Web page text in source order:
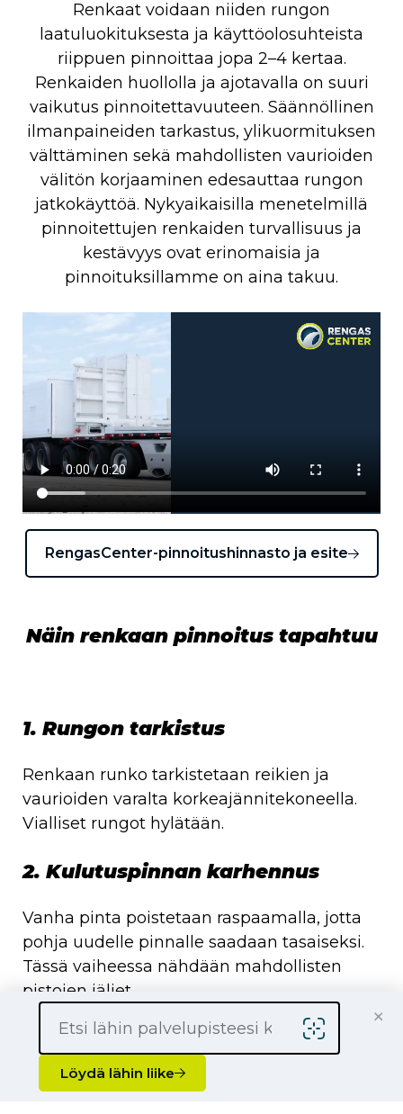
Renkaat voidaan niiden rungon
laatuluokituksesta ja käyttöolosuhteista
riippuen pinnoittaa jopa 2–4 kertaa.
Renkaiden huollolla ja ajotavalla on suuri
vaikutus pinnoitettavuuteen. Säännöllinen
ilmanpaineiden tarkastus, ylikuormituksen
välttäminen sekä mahdollisten vaurioiden
välitön korjaaminen edesauttaa rungon
jatkokäyttöä. Nykyaikaisilla menetelmillä
pinnoitettujen renkaiden turvallisuus ja
kestävyys ovat erinomaisia ja
pinnoituksillamme on aina takuu.
RengasCenter-pinnoitushinnasto ja esite
Näin renkaan pinnoitus tapahtuu
1. Rungon tarkistus
Renkaan runko tarkistetaan reikien ja
vaurioiden varalta korkeajännitekoneella.
Vialliset rungot hylätään.
2. Kulutuspinnan karhennus
Vanha pinta poistetaan raspaamalla, jotta
pohja uudelle pinnalle saadaan tasaiseksi.
Tässä vaiheessa nähdään mahdollisten
pistojen jäljet.
3. Pistojen ja kolojen täyttö
Pistot sekä kolot avataan ja mahdolliset
Löydä lähin liike
×